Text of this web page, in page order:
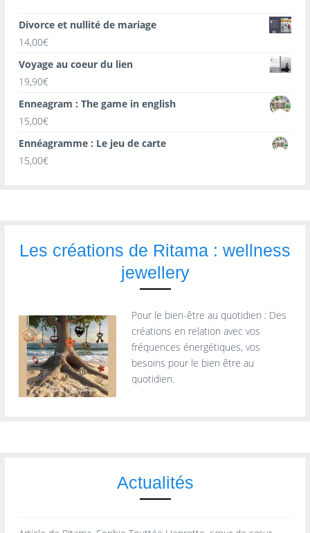
Divorce et nullité de mariage
14,00€
Voyage au coeur du lien
19,90€
Enneagram : The game in english
15,00€
Ennéagramme : Le jeu de carte
15,00€
Les créations de Ritama : wellness
jewellery
Pour le bien-être au quotidien : Des
créations en relation avec vos
fréquences énergétiques, vos
besoins pour le bien être au
quotidien.
Actualités